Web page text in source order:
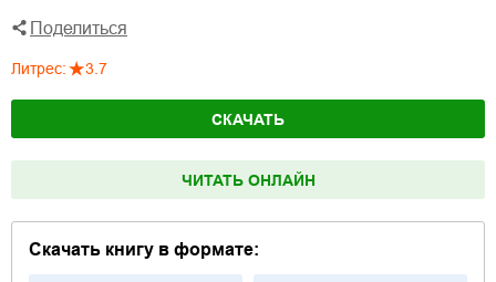
Поделиться
Литрес: 3.7
СКАЧАТЬ
ЧИТАТЬ ОНЛАЙН
Скачать книгу в формате: